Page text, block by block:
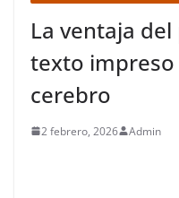
La ventaja
texto
cerebro
2 febrero, 2026 Admin